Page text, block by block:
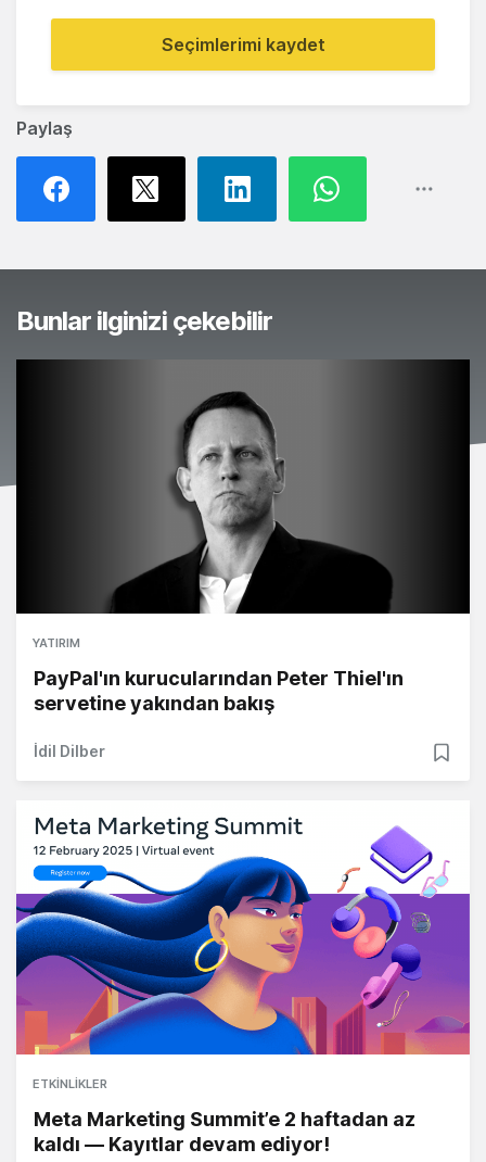
Paylaş
Seçimlerimi kaydet
Bunlar ilginizi çekebilir
YATIRIM
PayPal'ın kurucularından Peter Thiel'ın
servetine yakından bakış
İdil Dilber
ETKINLIKLER
Meta Marketing Summit’e 2 haftadan az
kaldı — Kayıtlar devam ediyor!